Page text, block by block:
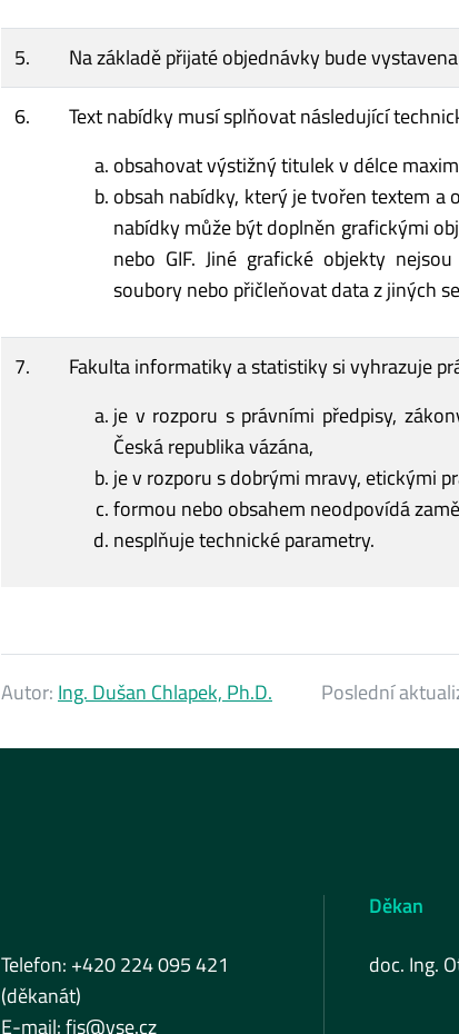
5.
Na základě přijaté objednávky bude
6.
Text nabídky musí splňovat následující
obsahovat výstižný titulek v délce
obsah nabídky, který je tvořen textem a
nabídky může být doplněn grafickými
nebo GIF. Jiné grafické objekty
soubory nebo přičleňovat data z jiných
7.
Fakulta informatiky a statistiky si vyhrazuje
je v rozporu s právními předpisy,
Česká republika vázána,
je v rozporu s dobrými mravy, etickými
formou nebo obsahem neodpovídá
nesplňuje technické parametry.
Autor: Ing. Dušan Chlapek, Ph.D. Poslední
Telefon: +420 224 095 421
(děkanát)
E-mail:fis@vse.cz
Děkan
doc. Ing.